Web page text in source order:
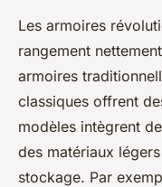
Les armoires
rangement
armoires
classiques offrent
modèles intègrent
des matériaux
stockage. Par